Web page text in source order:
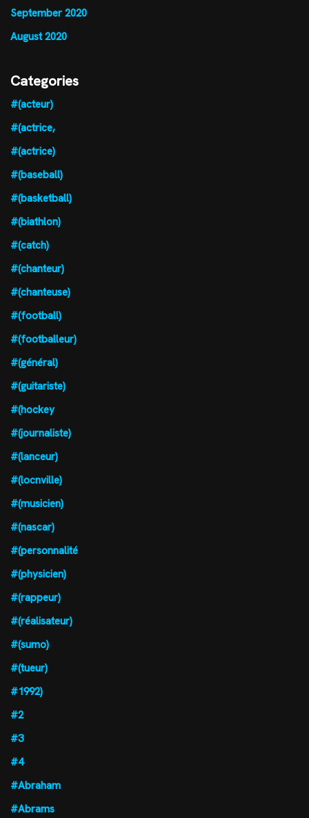
September 2020
August 2020
Categories
#(acteur)
#(actrice,
#(actrice)
#(baseball)
#(basketball)
#(biathlon)
#(catch)
#(chanteur)
#(chanteuse)
#(football)
#(footballeur)
#(général)
#(guitariste)
#(hockey
#(journaliste)
#(lanceur)
#(locnville)
#(musicien)
#(nascar)
#(personnalité
#(physicien)
#(rappeur)
#(réalisateur)
#(sumo)
#(tueur)
#1992)
#2
#3
#4
#Abraham
#Abrams